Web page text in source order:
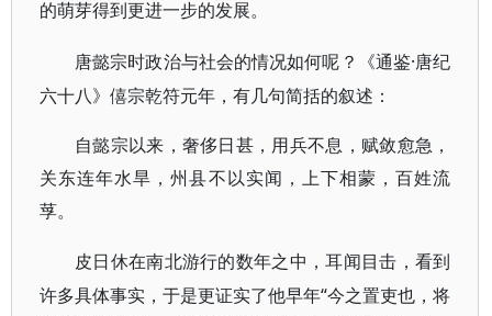
的萌芽得到更进一步的发展。
唐懿宗时政治与社会的情况如何呢？《通鉴·唐纪
六十八》僖宗乾符元年，有几句简括的叙述：
自懿宗以来，奢侈日甚，用兵不息，赋敛愈急，
关东连年水旱，州县不以实闻，上下相蒙，百姓流
莩。
皮日休在南北游行的数年之中，耳闻目击，看到
许多具体事实，于是更证实了他早年“今之置吏也，将